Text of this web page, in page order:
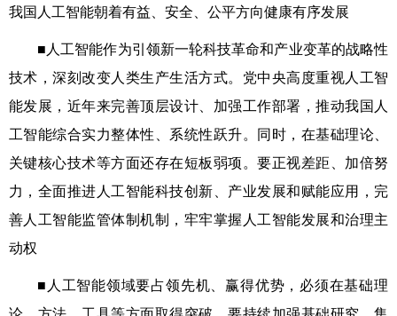
我国人工智能朝着有益、安全、公平方向健康有序发展
■人工智能作为引领新一轮科技革命和产业变革的战略性
技术，深刻改变人类生产生活方式。党中央高度重视人工智
能发展，近年来完善顶层设计、加强工作部署，推动我国人
工智能综合实力整体性、系统性跃升。同时，在基础理论、
关键核心技术等方面还存在短板弱项。要正视差距、加倍努
力，全面推进人工智能科技创新、产业发展和赋能应用，完
善人工智能监管体制机制，牢牢掌握人工智能发展和治理主
动权
■人工智能领域要占领先机、赢得优势，必须在基础理